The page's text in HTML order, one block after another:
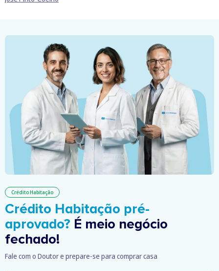
Crédito Habitação
Crédito Habitação pré-
aprovado? É meio negócio
fechado!
Fale com o Doutor e prepare-se para comprar casa